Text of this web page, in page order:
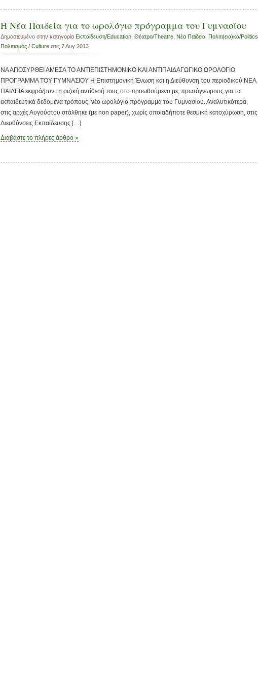
Η Νέα Παιδεία για το ωρολόγιο πρόγραμμα του Γυμνασίου
Δημοσιευμένο στην κατηγορία Εκπαίδευση/Education Θέατρο/Theatre Νέα Παιδεία Πολιτι(εια)κά/Politics
Πολιτισμός / Culture στις 7 Αυγ 2013
ΝΑ ΑΠΟΣΥΡΘΕΙ ΑΜΕΣΑ ΤΟ ΑΝΤΙΕΠΙΣΤΗΜΟΝΙΚΟ ΚΑΙ ΑΝΤΙΠΑΙΔΑΓΩΓΙΚΟ ΩΡΟΛΟΓΙΟ
ΠΡΟΓΡΑΜΜΑ ΤΟΥ ΓΥΜΝΑΣΙΟΥ Η Επιστημονική Ένωση και η Διεύθυνση του περιοδικού ΝΕΑ
ΠΑΙΔΕΙΑ εκφράζουν τη ριζική αντίθεσή τους στο προωθούμενο με, πρωτόγνωρους για τα
εκπαιδευτικά δεδομένα τρόπους, νέο ωρολόγιο πρόγραμμα του Γυμνασίου. Αναλυτικότερα,
στις αρχές Αυγούστου στάλθηκε (με non paper), χωρίς οποιαδήποτε θεσμική κατοχύρωση, στις
Διευθύνσεις Εκπαίδευσης […]
Διαβάστε το πλήρες άρθρο »